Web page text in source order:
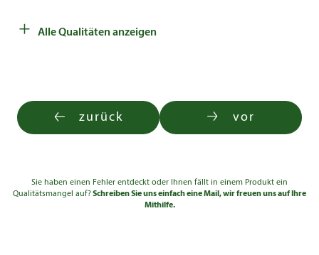
mDb
25 - 30
mDb
30 - 35 4-5
+ Alle Qualitäten anzeigen
zurück vor
Sie haben einen Fehler entdeckt oder Ihnen fällt in einem Produkt ein
Qualitätsmangel auf?Schreiben Sie uns einfach eine Mail, wir freuen uns auf Ihre
Mithilfe.